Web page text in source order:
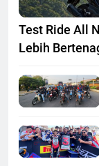
Test Ride All
Lebih